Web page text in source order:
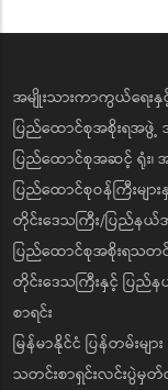
အမျိုးသားကာကွယ်ရေးနှ
ပြည်ထောင်စုအစိုးရအဖွဲ့
ပြည်ထောင်စုအဆင့် ရုံး၊
ပြည်ထောင်စုဝန်ကြီးမျာ
တိုင်းဒေသကြီး/ပြည်နယ်
ပြည်ထောင်စုအစိုးရသတ
တိုင်းဒေသကြီးနှင့် ပြည်န
စာရင်း
မြန်မာနိုင်ငံ ပြန်တမ်းများ
သတင်းစာရှင်းလင်းပွဲမှတ်တ